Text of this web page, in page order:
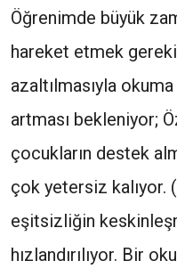
Öğrenimde büyük
hareket etmek
azaltılmasıyla
artması bekleniyor;
çocukların destek
çok yetersiz kalıyor.
eşitsizliğin
hızlandırılıyor. Bir